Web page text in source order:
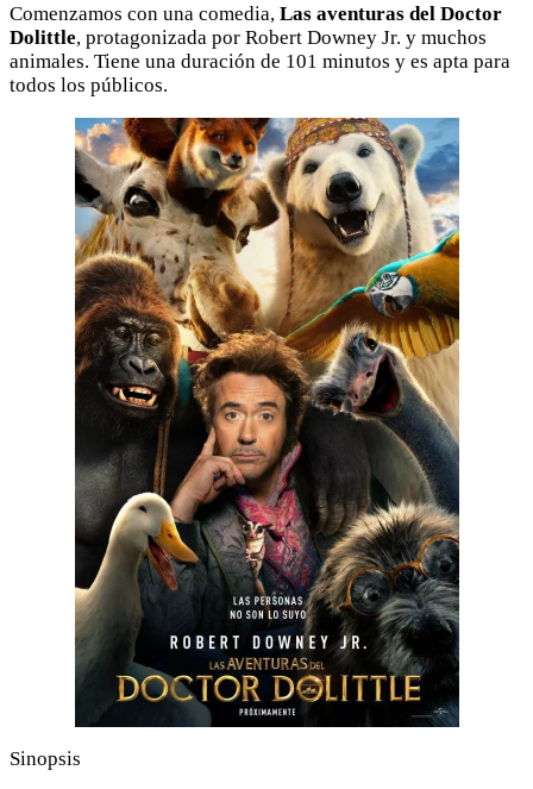
Comenzamos con una comedia, Las aventuras del Doctor
Dolittle, protagonizada por Robert Downey Jr. y muchos
animales. Tiene una duración de 101 minutos y es apta para
todos los públicos.
Sinopsis